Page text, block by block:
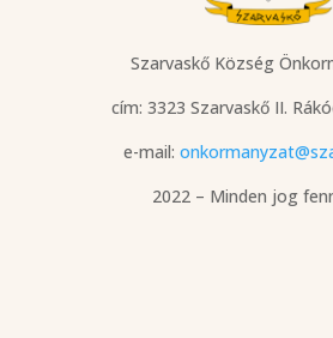
Szarvaskő Község
cím: 3323 Szarvaskő II.
e-mail:
2022 – Minden jog